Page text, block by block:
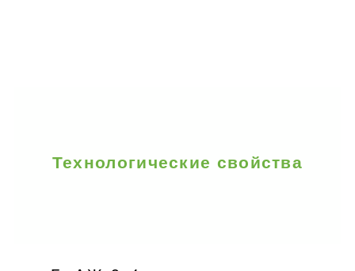
Технологические свойства